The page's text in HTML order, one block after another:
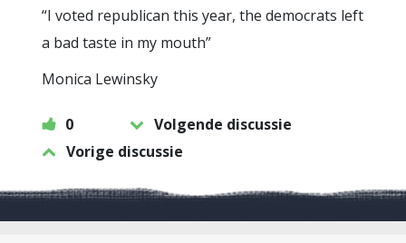
“I voted republican this year, the democrats left
a bad taste in my mouth”
Monica Lewinsky
0
Volgende discussie
Vorige discussie